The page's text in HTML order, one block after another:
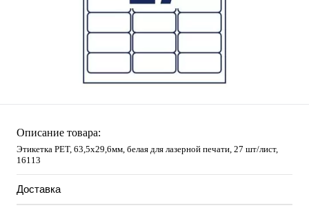
Описание товара:
Этикетка PET, 63,5х29,6мм, белая для лазерной печати, 27 шт/лист,
16113
Доставка